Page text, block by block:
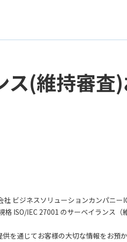
ス(維持審
ビジネスソリューションカンパニ
格 ISO/IEC 27001 のサーベイランス
を通じてお客様の大切な情報をお預